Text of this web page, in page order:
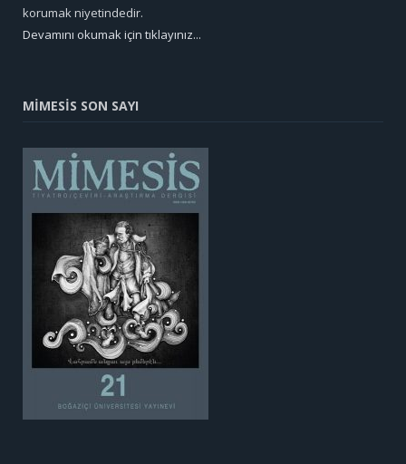
korumak niyetindedir.
Devamını okumak için tıklayınız...
MİMESİS SON SAYI